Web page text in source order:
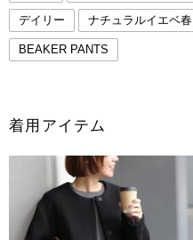
デイリー ナチュラルイエベ春
BEAKER PANTS
着用アイテム